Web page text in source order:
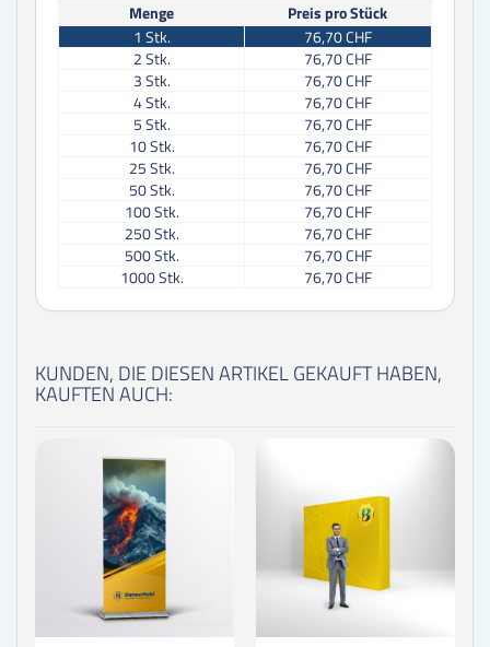
Menge
Preis pro Stück
1 Stk.
76,70 CHF
2Stk.
76,70 CHF
3Stk.
76,70 CHF
4Stk.
76,70 CHF
5Stk.
76,70 CHF
10Stk.
76,70 CHF
25Stk.
76,70 CHF
50Stk.
76,70 CHF
100Stk.
76,70 CHF
250Stk.
76,70 CHF
500Stk.
76,70 CHF
1000Stk. 76,70 CHF
KUNDEN, DIE DIESEN ARTIKEL GEKAUFT HABEN,
KAUFTEN AUCH: